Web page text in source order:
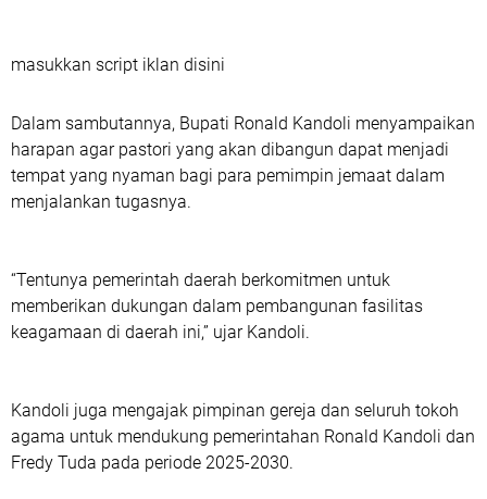
masukkan script iklan disini
Dalam sambutannya, Bupati Ronald Kandoli menyampaikan
harapan agar pastori yang akan dibangun dapat menjadi
tempat yang nyaman bagi para pemimpin jemaat dalam
menjalankan tugasnya.
“Tentunya pemerintah daerah berkomitmen untuk
memberikan dukungan dalam pembangunan fasilitas
keagamaan di daerah ini,” ujar Kandoli.
Kandoli juga mengajak pimpinan gereja dan seluruh tokoh
agama untuk mendukung pemerintahan Ronald Kandoli dan
Fredy Tuda pada periode 2025-2030.